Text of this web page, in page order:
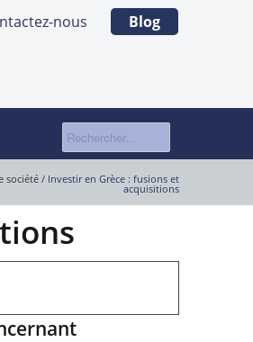
nous Blog
société / Investir en Grèce : fusions et
acquisitions